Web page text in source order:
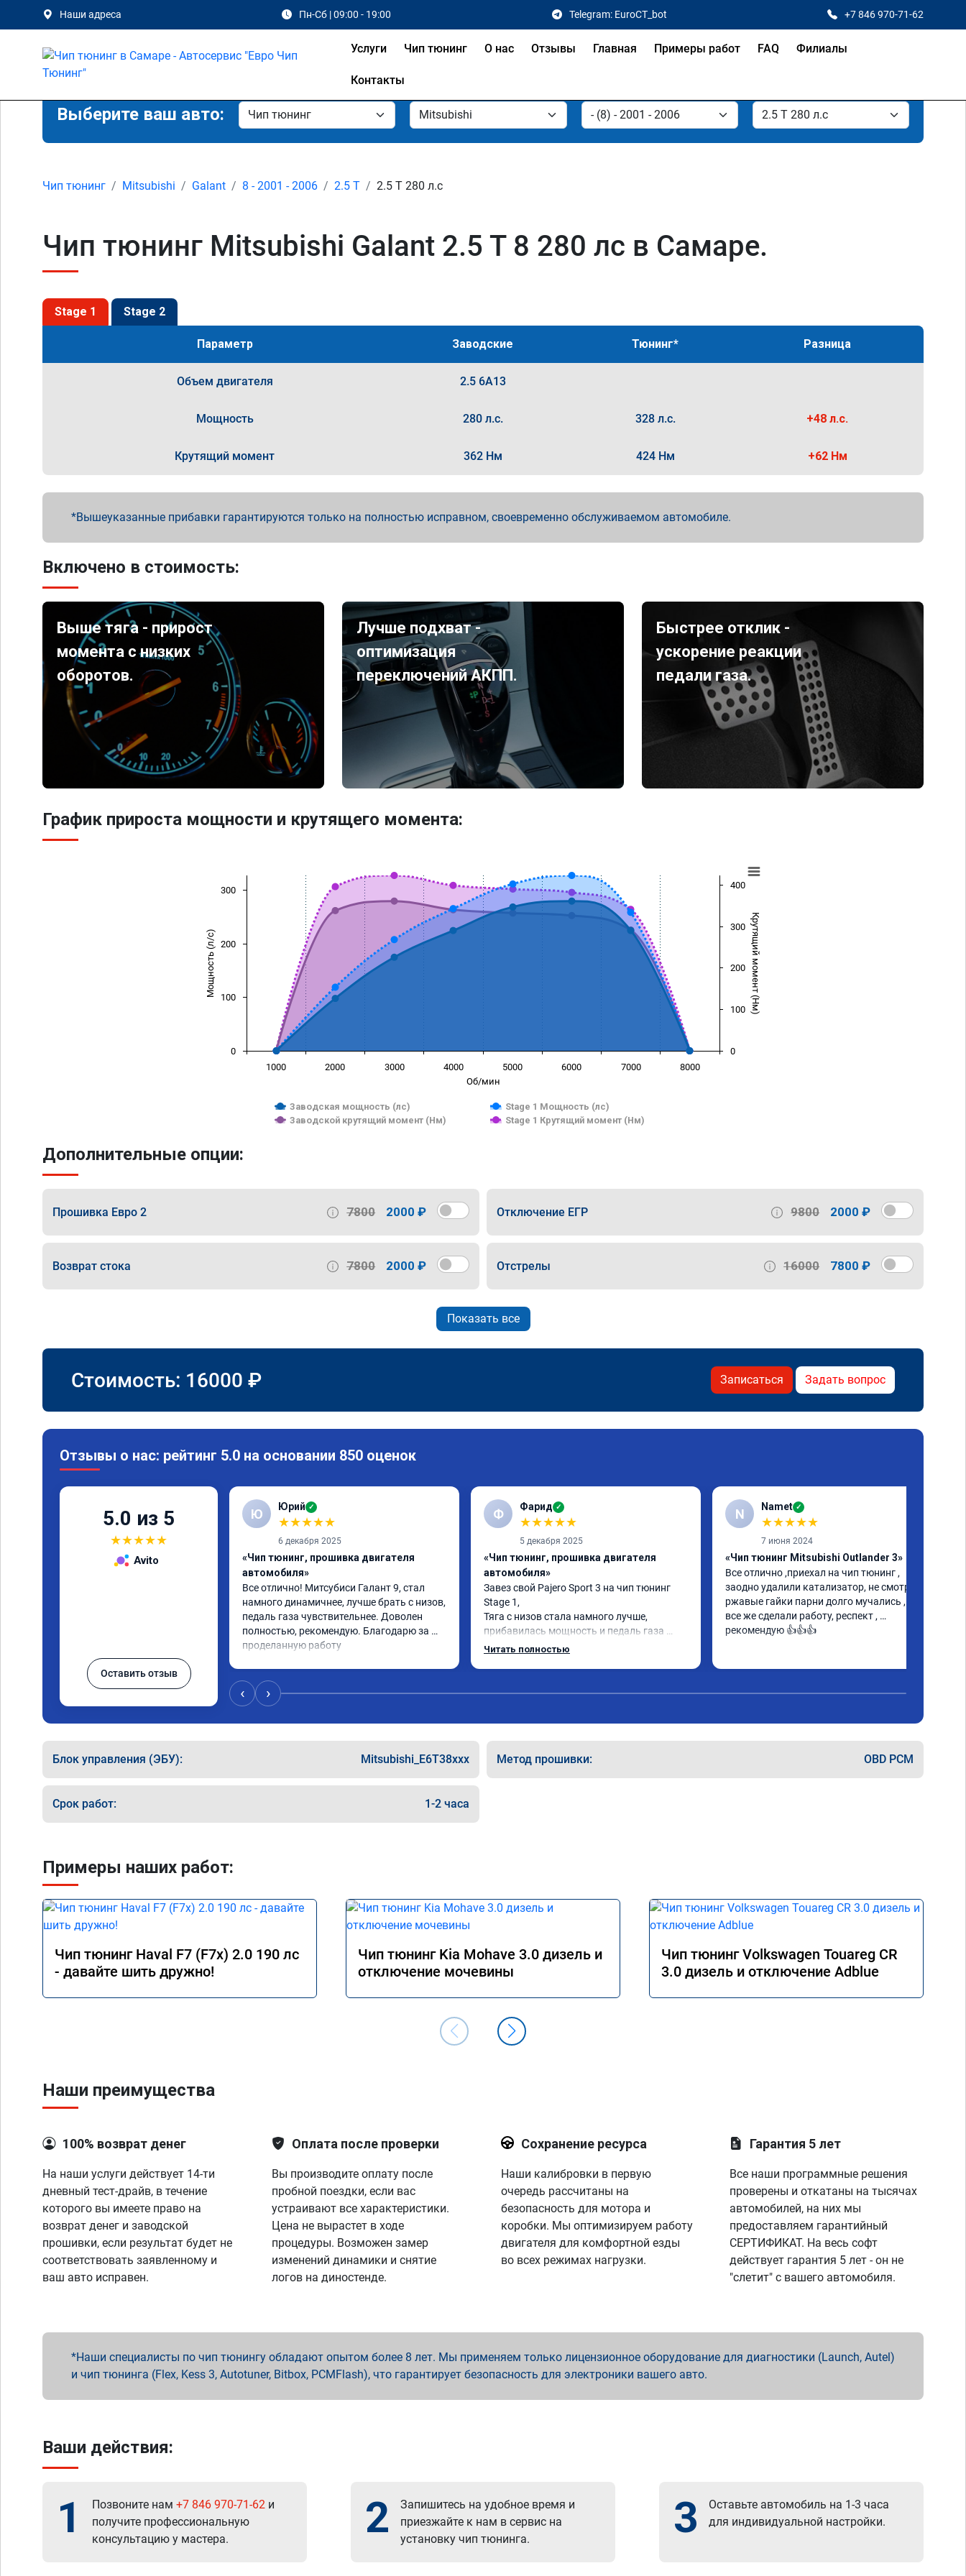
Наши адреса Пн-Сб | 09:00 - 19:00 Telegram: EuroCT_bot +7 846 970-71-62
Услуги Чип тюнинг О нас Отзывы Главная Примеры работ FAQ Филиалы
Контакты
Выберите ваш авто:
Чип тюнинг Mitsubishi Galant 8 - 2001 - 2006 2.5 T 2.5 T 280 л.с
Чип тюнинг Mitsubishi Galant 2.5 T 8 280 лс в Самаре.
Stage 1 Stage 2
Параметр Заводские Тюнинг* Разница
Объем двигателя 2.5 6A13
Мощность 280 л.с. 328 л.с. +48 л.с.
Крутящий момент 362 Нм 424 Нм +62 Нм
Вышеуказанные прибавки гарантируются только на полностью исправном, своевременно обслуживаемом автомобиле.
Включено в стоимость:
Выше тяга - прирост
момента с низких
оборотов.
Лучше подхват -
оптимизация
переключений АКПП.
Быстрее отклик -
ускорение реакции
педали газа.
График прироста мощности и крутящего момента:
Об/мин
Мощность (л/с) Крутящий момент (Нм)
Заводская мощность (лс)
Stage 1 Мощность (лс)
Заводской крутящий момент (Нм)
Stage 1 Крутящий момент (Нм)
1000 2000 3000 4000 5000 6000 7000 8000
0
100
200
300
0
100
200
300
400
Дополнительные опции:
Прошивка Евро 2 7800 2000 ₽ Отключение ЕГР 9800 2000 ₽
Возврат стока 7800 2000 ₽ Отстрелы 16000 7800 ₽
Показать все
Стоимость: 16000 ₽ Записаться Задать вопрос
Отзывы о нас: рейтинг 5.0 на основании 850 оценок
5.0 из 5
★★★★★
Avito
Оставить отзыв
Ю Юрий ✓
★★★★★
6 декабря 2025
«Чип тюнинг, прошивка двигателя
автомобиля»
Все отлично! Митсубиси Галант 9, стал
намного динамичнее, лучше брать с низов,
педаль газа чувствительнее. Доволен
полностью, рекомендую. Благодарю за
проделанную работу
Ф Фарид ✓
★★★★★
5 декабря 2025
«Чип тюнинг, прошивка двигателя
автомобиля»
Завез свой Pajero Sport 3 на чип тюнинг
Stage 1,
Тяга с низов стала намного лучше,
прибавилась мощность и педаль газа
стала отзывчивее.
Завтра везу X7 на чип, Там по цифрам
результаты должны быть еще лучше)
Читать полностью
N Namet ✓
★★★★★
7 июня 2024
«Чип тюнинг Mitsubishi Outlander 3»
Все отлично ,приехал на чип тюнинг ,
заодно удалили катализатор, не смотря на
ржавые гайки парни долго мучались , но
все же сделали работу, респект ,
рекомендую 👍👍👍
‹ ›
Блок управления (ЭБУ): Mitsubishi_E6T38xxx Метод прошивки: OBD PCM
Срок работ: 1-2 часа
Примеры наших работ:
Чип тюнинг Haval F7 (F7x) 2.0 190 лс
- давайте шить дружно!
Чип тюнинг Kia Mohave 3.0 дизель и
отключение мочевины
Чип тюнинг Volkswagen Touareg CR
3.0 дизель и отключение Adblue
Наши преимущества
100% возврат денег
На наши услуги действует 14-ти
дневный тест-драйв, в течение
которого вы имеете право на
возврат денег и заводской
прошивки, если результат будет не
соответствовать заявленному и
ваш авто исправен.
Оплата после проверки
Вы производите оплату после
пробной поездки, если вас
устраивают все характеристики.
Цена не вырастет в ходе
процедуры. Возможен замер
изменений динамики и снятие
логов на диностенде.
Сохранение ресурса
Наши калибровки в первую
очередь рассчитаны на
безопасность для мотора и
коробки. Мы оптимизируем работу
двигателя для комфортной езды
во всех режимах нагрузки.
Гарантия 5 лет
Все наши программные решения
проверены и откатаны на тысячах
автомобилей, на них мы
предоставляем гарантийный
СЕРТИФИКАТ. На весь софт
действует гарантия 5 лет - он не
"слетит" с вашего автомобиля.
Наши специалисты по чип тюнингу обладают опытом более 8 лет. Мы применяем только лицензионное оборудование для диагностики (Launch, Autel)
и чип тюнинга (Flex, Kess 3, Autotuner, Bitbox, PCMFlash), что гарантирует безопасность для электроники вашего авто.
Ваши действия:
1 Позвоните нам +7 846 970-71-62 и
получите профессиональную
консультацию у мастера.
2
Запишитесь на удобное время и
приезжайте к нам в сервис на
установку чип тюнинга.
3
Оставьте автомобиль на 1-3 часа
для индивидуальной настройки.